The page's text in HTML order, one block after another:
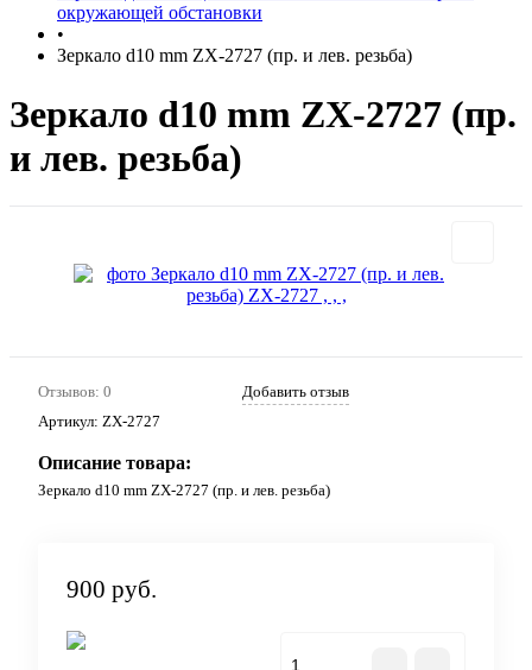
окружающей обстановки
•
Зеркало d10 mm ZX-2727 (пр. и лев. резьба)
Зеркало d10 mm ZX-2727 (пр.
и лев. резьба)
Отзывов: 0
Добавить отзыв
Артикул: ZX-2727
Описание товара:
Зеркало d10 mm ZX-2727 (пр. и лев. резьба)
900 руб.